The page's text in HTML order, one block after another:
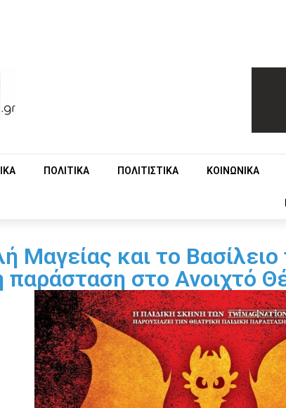
ΠΟΛΙΤΙΚΑ ΠΟΛΙΤΙΣΤΙΚΑ ΚΟΙΝΩΝΙΚΑ
Μαγείας και το
παράσταση στο Ανοιχτό